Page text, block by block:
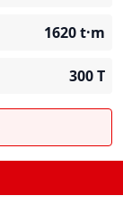
1620t·m
300T